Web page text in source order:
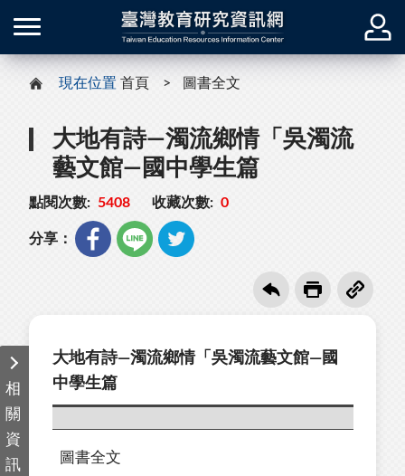
現在位置 首頁 圖書全文
大地有詩—濁流鄉情「吳濁流
藝文館—國中學生篇
點閱次數: 5408 收藏次數: 0
分享：
相
關
資
訊
大地有詩—濁流鄉情「吳濁流藝文館—國
中學生篇
圖書全文